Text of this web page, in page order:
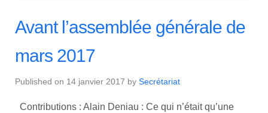
Avant l’assemblée générale de
mars 2017
Published on 14 janvier 2017 by Secrétariat
Contributions : Alain Deniau : Ce qui n’était qu’une